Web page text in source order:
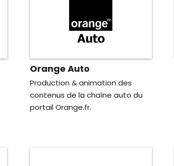
Orange Auto
Production & animation des
contenus de la chaîne auto du
portail Orange.fr.